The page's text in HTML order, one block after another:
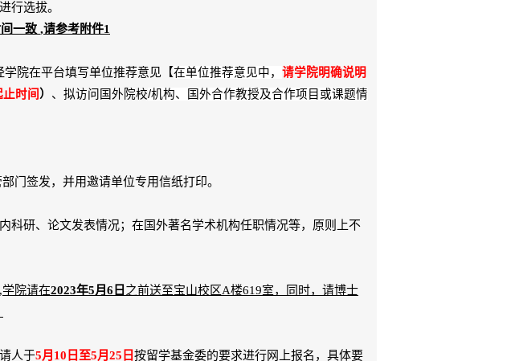
行选拔。
一致 ,请参考附件1
学院在平台填写单位推荐意见【在单位推荐意见中， 请学院明确说明
时间 ） 、 拟访问国外院校/机构、国外合作教授及合作项目或课题情
门签发，并用邀请单位专用信纸打印。
科研、论文发表情况；在国外著名学术机构任职情况等，原则上不
,学院请在2023年5月6 日 之前送至宝山校区A楼619室，同时，请博士
人于5月 10 日至5月25 日按留学基金委的要求进行网上报名，具体要